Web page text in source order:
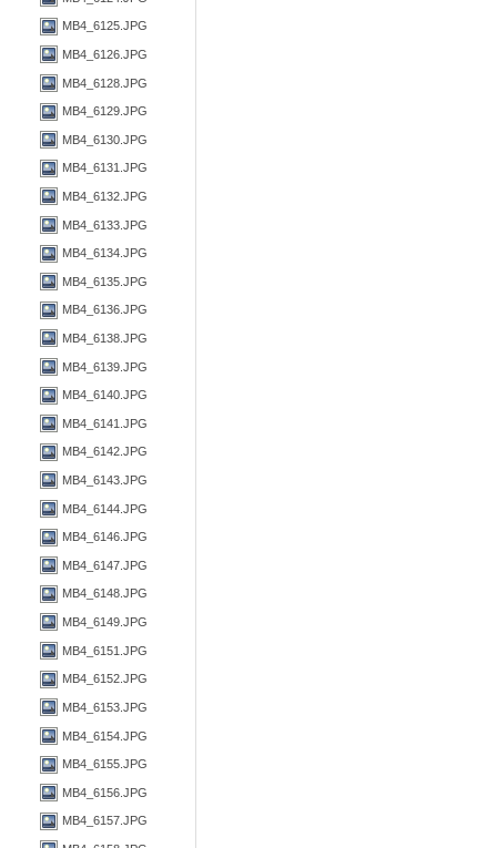
MB4_6125.JPG
MB4_6126.JPG
MB4_6128.JPG
MB4_6129.JPG
MB4_6130.JPG
MB4_6131.JPG
MB4_6132.JPG
MB4_6133.JPG
MB4_6134.JPG
MB4_6135.JPG
MB4_6136.JPG
MB4_6138.JPG
MB4_6139.JPG
MB4_6140.JPG
MB4_6141.JPG
MB4_6142.JPG
MB4_6143.JPG
MB4_6144.JPG
MB4_6146.JPG
MB4_6147.JPG
MB4_6148.JPG
MB4_6149.JPG
MB4_6151.JPG
MB4_6152.JPG
MB4_6153.JPG
MB4_6154.JPG
MB4_6155.JPG
MB4_6156.JPG
MB4_6157.JPG